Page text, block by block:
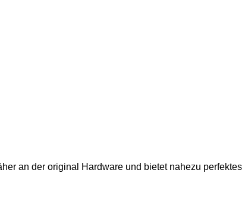
an der original Hardware und bietet nahezu perfektes